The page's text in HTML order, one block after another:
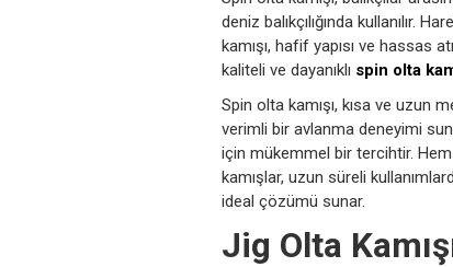
deniz balıkçılığında kullanılır.
kamışı, hafif yapısı ve hassas
kaliteli ve dayanıklı spin olta
Spin olta kamışı, kısa ve uzun
verimli bir avlanma deneyimi
için mükemmel bir tercihtir.
kamışlar, uzun süreli
ideal çözümü sunar.
Jig Olta